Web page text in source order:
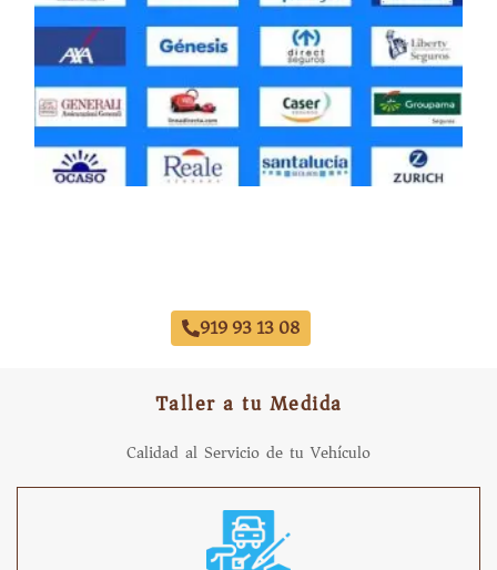
919 93 13 08
Taller a tu Medida
Calidad al Servicio de tu Vehículo